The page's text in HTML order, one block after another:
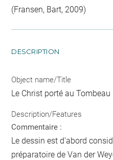
(Fransen, Bart, 2009)
DESCRIPTION
Object name/Title
Le Christ porté au Tombeau
Description/Features
Commentaire :
Le dessin est d'abord
préparatoire de Van der